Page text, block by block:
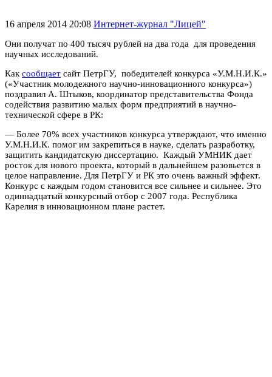
16 апреля 2014 20:08 Интернет-журнал "Лицей"
Они получат по 400 тысяч рублей на два года для проведения
научных исследований.
Как сообщает сайт ПетрГУ, победителей конкурса «У.М.Н.И.К.»
(«Участник молодежного научно-инновационного конкурса»)
поздравил А. Штыков, координатор представительства Фонда
содействия развитию малых форм предприятий в научно-
технической сфере в РК:
— Более 70% всех участников конкурса утверждают, что именно
У.М.Н.И.К. помог им закрепиться в науке, сделать разработку,
защитить кандидатскую диссертацию. Каждый УМНИК дает
росток для нового проекта, который в дальнейшем разовьется в
целое направление. Для ПетрГУ и РК это очень важный эффект.
Конкурс с каждым годом становится все сильнее и сильнее. Это
одиннадцатый конкурсный отбор с 2007 года. Республика
Карелия в инновационном плане растет.